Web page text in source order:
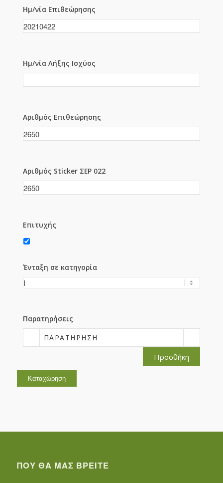
Ημ/νία Επιθεώρησης
Ημ/νία Λήξης Ισχύος
Αριθμός Επιθεώρησης
Αριθμός Sticker ΣΕΡ 022
Επιτυχής
Ένταξη σε κατηγορία
Παρατηρήσεις
ΠΑΡΑΤΉΡΗΣΗ
Προσθήκη
ΠΟΥ ΘΑ ΜΑΣ ΒΡΕΊΤΕ